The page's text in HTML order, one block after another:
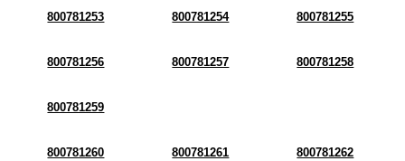
800781253 800781254 800781255
800781256 800781257 800781258
800781259
800781260 800781261 800781262